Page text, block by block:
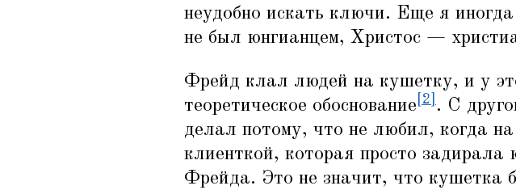
неудобно искать ключи. Еще я
не был юнгианцем, Христос —
Фрейд клал людей на кушетку, и у
теоретическое обоснование [2] . С
делал потому, что не любил, когда
клиенткой, которая просто задирала
Фрейда. Это не значит, что кушетка